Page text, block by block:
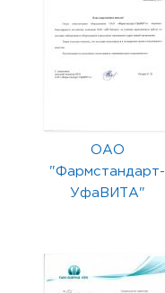
ОАО
"Фармстандарт-
УфаВИТА"